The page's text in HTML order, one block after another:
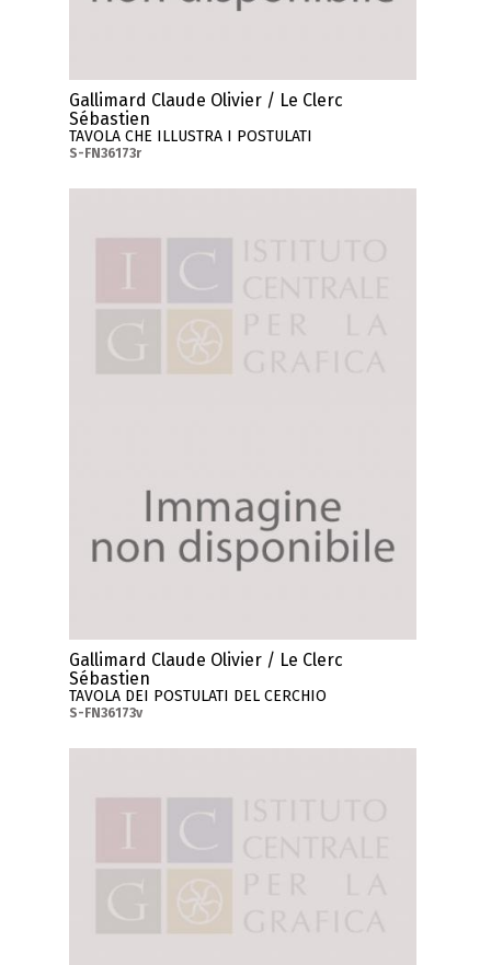
Gallimard Claude Olivier / Le Clerc
Sébastien
TAVOLA CHE ILLUSTRA I POSTULATI
S-FN36173r
Gallimard Claude Olivier / Le Clerc
Sébastien
TAVOLA DEI POSTULATI DEL CERCHIO
S-FN36173v